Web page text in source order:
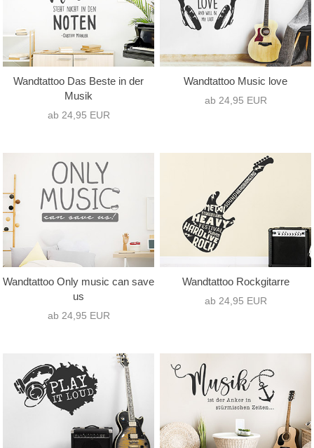
Wandtattoo Das Beste in der
Musik
ab 24,95 EUR
Wandtattoo Music love
ab 24,95 EUR
Wandtattoo Only music can save
us
ab 24,95 EUR
Wandtattoo Rockgitarre
ab 24,95 EUR